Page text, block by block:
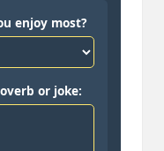
enjoy most?
or joke: